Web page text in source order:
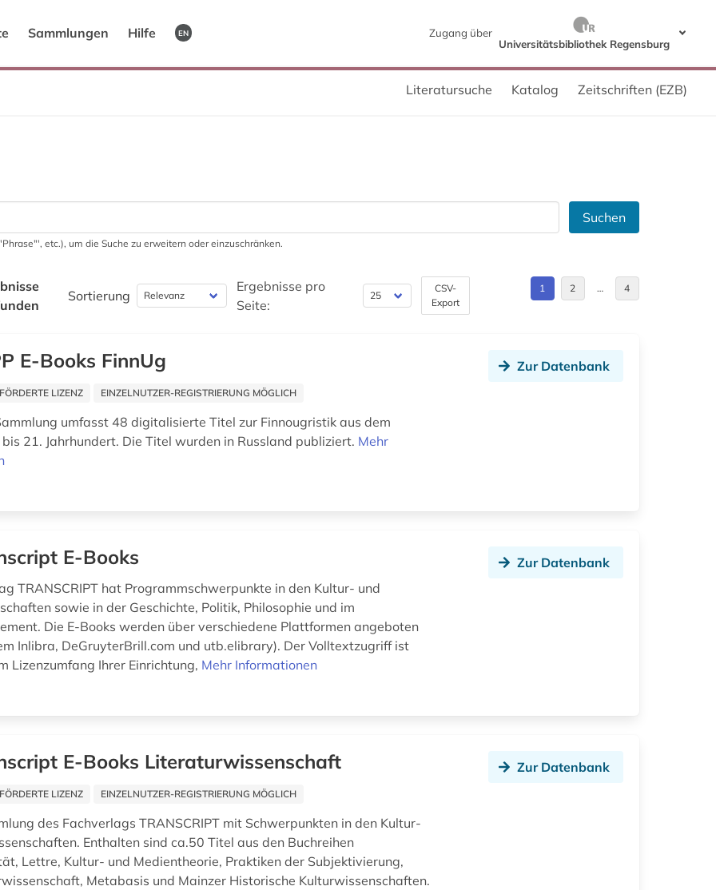
Sammlungen Hilfe EN
Zugang über
Universitätsbibliothek Regensburg
Literatursuche Katalog Zeitschriften (EZB)
Suchen
etc.), um die Suche zu erweitern oder einzuschränken.
Sortierung
Ergebnisse pro
Seite:
CSV-
Export
1 2 … 4
E-Books FinnUg
LIZENZ EINZELNUTZER-REGISTRIERUNG MÖGLICH
umfasst 48 digitalisierte Titel zur Finnougristik aus dem
21. Jahrhundert. Die Titel wurden in Russland publiziert. Mehr
Zur Datenbank
E-Books
TRANSCRIPT hat Programmschwerpunkte in den Kultur- und
sowie in der Geschichte, Politik, Philosophie und im
Die E-Books werden über verschiedene Plattformen angeboten
Inlibra, DeGruyterBrill.com und utb.elibrary). Der Volltextzugriff ist
Lizenzumfang Ihrer Einrichtung, Mehr Informationen
Zur Datenbank
E-Books Literaturwissenschaft
LIZENZ EINZELNUTZER-REGISTRIERUNG MÖGLICH
des Fachverlags TRANSCRIPT mit Schwerpunkten in den Kultur-
Enthalten sind ca.50 Titel aus den Buchreihen
Lettre, Kultur- und Medientheorie, Praktiken der Subjektivierung,
Metabasis und Mainzer Historische Kulturwissenschaften.
Zur Datenbank